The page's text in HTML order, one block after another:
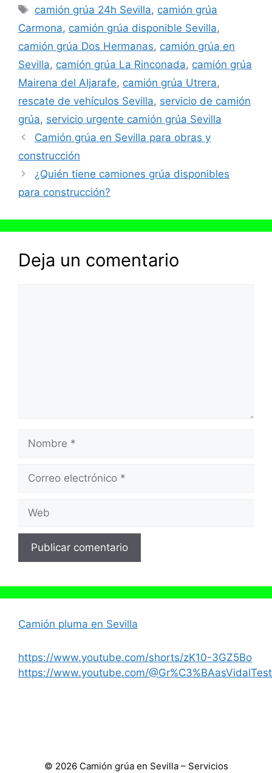
Etiquetas
camión grúa 24h Sevilla, camión grúa
Carmona, camión grúa disponible Sevilla,
camión grúa Dos Hermanas, camión grúa en
Sevilla, camión grúa La Rinconada, camión grúa
Mairena del Aljarafe, camión grúa Utrera,
rescate de vehículos Sevilla, servicio de camión
grúa, servicio urgente camión grúa Sevilla
Camión grúa en Sevilla para obras y
construcción
¿Quién tiene camiones grúa disponibles
para construcción?
Deja un comentario
electrónico
Camión pluma en Sevilla
https://www.youtube.com/shorts/zK10-3GZ5Bo
https://www.youtube.com/
© 2026 Camión grúa en Sevilla – Servicios